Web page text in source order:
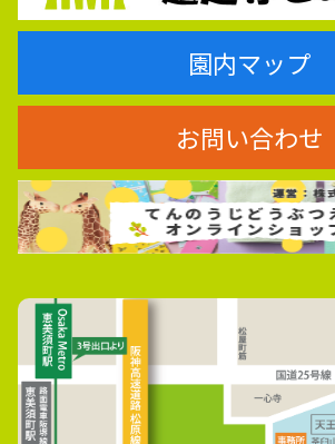
園内マップ
お問い合わせ